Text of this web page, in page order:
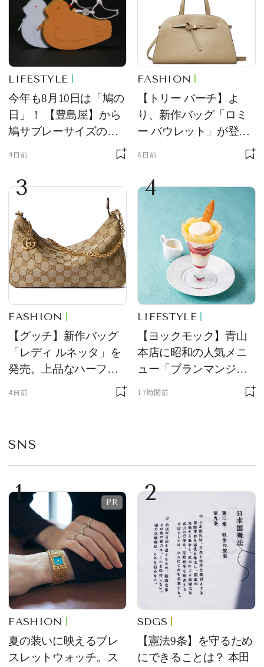
LIFESTYLE
今年も8月10日は「鳩の
日」！ 【豊島屋】から
鳩サブレーサイズのポ
ーチ「はとっこ」を限
4日前
FASHION
【トリー バーチ】よ
り、新作バッグ「ロミ
ー バウレット」が登
場！ デザイン性と収納
6日前
3
FASHION
【グッチ】新作バッグ
「レディ ルネッタ」を
発売。上品なハーフム
ーン型がスタイリング
4日前
4
LIFESTYLE
【ヨックモック】青山
本店に昭和の人気メニ
ュー「ブランマンジ
ェ」「ダックワーズ」
17時間前
SNS
1
FASHION
夏の装いに映えるブレ
スレットウォッチ。ス
2
SDGS
【憲法9条】を守るため
にできることは？ 本田